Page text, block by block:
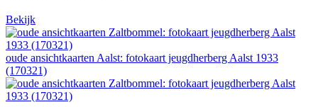
Bekijk
oude ansichtkaarten Aalst: fotokaart jeugdherberg Aalst 1933
(170321)